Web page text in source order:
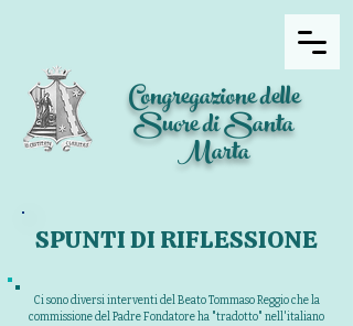
Congregazione delle
Suore di Santa
Marta
SPUNTI DI RIFLESSIONE
Ci sono diversi interventi del Beato Tommaso Reggio che la
commissione del Padre Fondatore ha "tradotto" nell'italiano